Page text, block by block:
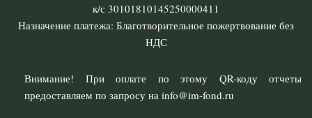
к/с 30101810145250000411
Назначение платежа: Благотворительное пожертвование без
НДС
Внимание! При оплате по этому QR-коду отчеты
предоставляем по запросу на info@im-fond.ru